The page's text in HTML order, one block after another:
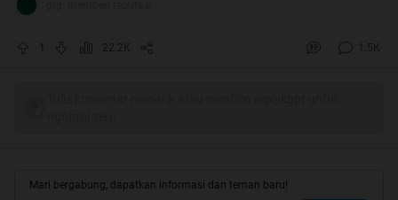
22.2K 1.5K
Mari bergabung, dapatkan informasi dan teman baru!